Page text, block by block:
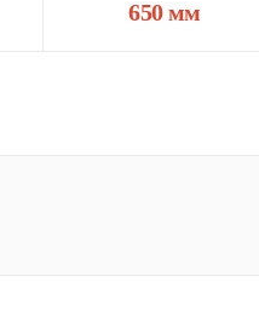
650 мм